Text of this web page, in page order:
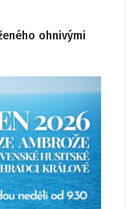
ohnivými